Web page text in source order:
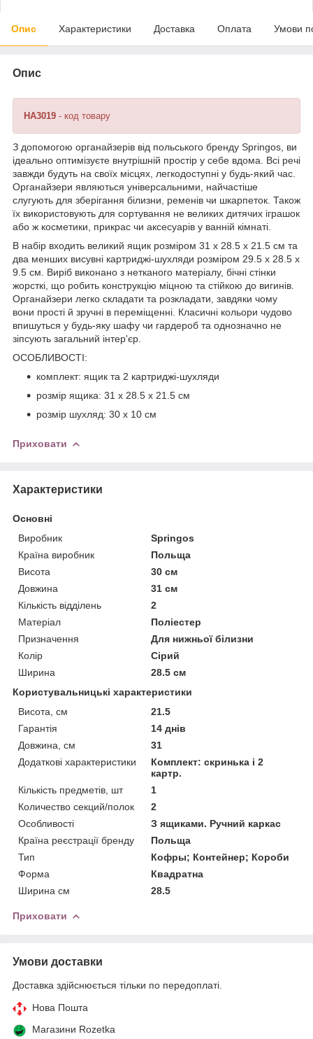
Опис Характеристики Доставка Оплата Умови
Опис
HA3019 - код товару
З допомогою органайзерів від польського бренду Springos , ви
ідеально оптимізуєте внутрішній простір у себе вдома. Всі речі
завжди будуть на своїх місцях, легкодоступні у будь-який час.
Органайзери являються універсальними, найчастіше
слугують для зберігання білизни, ременів чи шкарпеток. Також
їх використовують для сортування не великих дитячих іграшок
або ж косметики, прикрас чи аксесуарів у ванній кімнаті.
В набір входить великий ящик розміром 31 x 28.5 x 21.5 см та
два менших висувні картриджі-шухляди розміром 29.5 x 28.5 x
9.5 см . Виріб виконано з нетканого матеріалу, бічні стінки
жорсткі, що робить конструкцію міцною та стійкою до вигинів.
Органайзери легко складати та розкладати, завдяки чому
вони прості й зручні в переміщенні. Класичні кольори чудово
впишуться у будь-яку шафу чи гардероб та однозначно не
зіпсують загальний інтер'єр.
ОСОБЛИВОСТІ:
комплект: ящик та 2 картриджі-шухляди
розмір ящика: 31 x 28.5 x 21.5 см
розмір шухляд: 30 x 10 см
Приховати
Характеристики
Основні
Виробник
Springos
Країна виробник
Польща
Висота
30 см
Довжина
31 см
Кількість відділень
2
Матеріал
Поліестер
Призначення
Для нижньої білизни
Колір
Сірий
Ширина
28.5 см
Користувальницькі характеристики
Висота, см
21.5
Гарантія
14 днів
Довжина, см
31
Додаткові характеристики
Комплект: скринька і 2
картр.
Кількість предметів, шт
1
Количество секций/полок
2
Особливості
З ящиками. Ручний каркас
Країна реєстрації бренду
Польща
Тип
Кофры; Контейнер; Короби
Форма
Квадратна
Ширина см
28.5
Приховати
Умови доставки
Доставка здійснюється тільки по передоплаті.
Нова Пошта
Магазини Rozetka